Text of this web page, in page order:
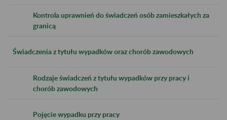
Kontrola uprawnień do świadczeń osób zamieszkałych za
granicą
Świadczenia z tytułu wypadków oraz chorób zawodowych
Rodzaje świadczeń z tytułu wypadków przy pracy i
chorób zawodowych
Pojęcie wypadku przy pracy